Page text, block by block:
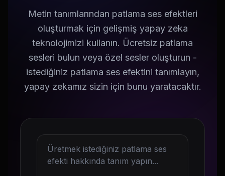
Metin tanımlarından patlama ses efektleri
oluşturmak için gelişmiş yapay zeka
teknolojimizi kullanın. Ücretsiz patlama
sesleri bulun veya özel sesler oluşturun -
istediğiniz patlama ses efektini tanımlayın,
yapay zekamız sizin için bunu yaratacaktır.